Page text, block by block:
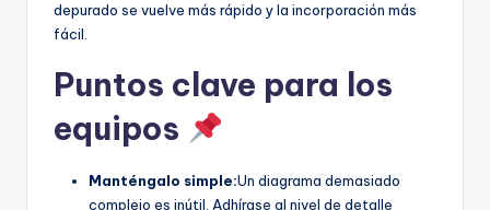
depurado se vuelve más rápido y la incorporación más
fácil.
Puntos clave para los
equipos
Manténgalo simple:Un diagrama demasiado
complejo es inútil. Adhírase al nivel de detalle